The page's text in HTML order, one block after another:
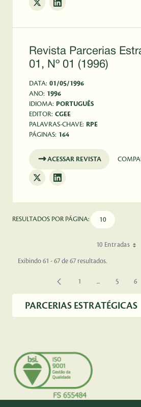
Revista Parcerias
01, Nº 01 (1996)
DATA: 01/05/1996
ANO: 1996
IDIOMA: PORTUGUÊS
EDITOR: CGEE
PALAVRAS-CHAVE: RPE
PÁGINAS: 164
ACESSAR REVISTA
RESULTADOS POR PÁGINA:
10 Entradas
Exibindo 61 - 67 de 67 resultados.
Página
1 ...PáginasPágina
5 6
PARCERIAS ESTRATÉGICAS